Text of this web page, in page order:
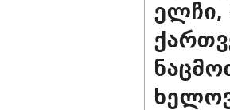
ელჩი,